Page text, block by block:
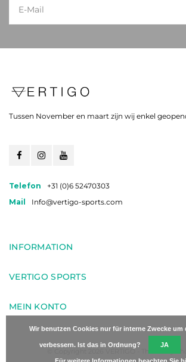
Tussen November en maart zijn wij enkel
Telefon
+31 (0)6 52470303
Mail
Info@vertigo-sports.com
INFORMATION
VERTIGO SPORTS
MEIN KONTO
Wir benutzen Cookies nur für interne Zwecke um
verbessern. Ist das in Ordnung? JA